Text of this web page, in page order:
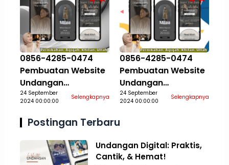
0856-4285-0474
Pembuatan Website
Undangan
Pernikahan Aqiqah
Aceh Tamiang
24 September
2024 00:00:00
Selengkapnya
0856-4285-0474
Pembuatan Website
Undangan
Pernikahan Aqiqah
Aceh Tengah
24 September
2024 00:00:00
Selengkapnya
Postingan Terbaru
Undangan Digital: Praktis,
Cantik, & Hemat!